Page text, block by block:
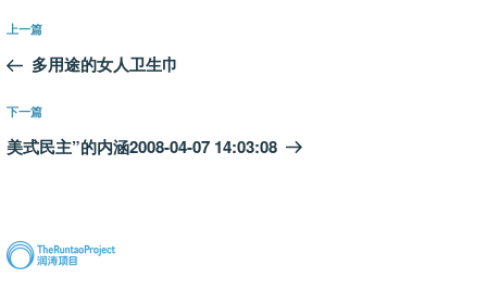
文
导
航
上
一
文
章
上一篇
多用途的女人卫生巾
下
一
下一篇
美式民主”的内涵2008-04-07 14:03:08